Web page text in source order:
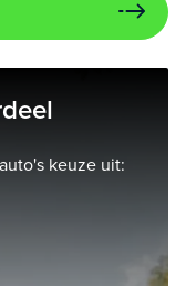
keuze uit: